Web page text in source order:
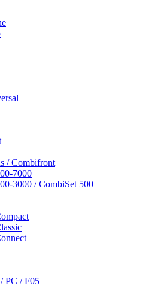
/ Combifront
7000
3000 / CombiSet 500
PC / F05